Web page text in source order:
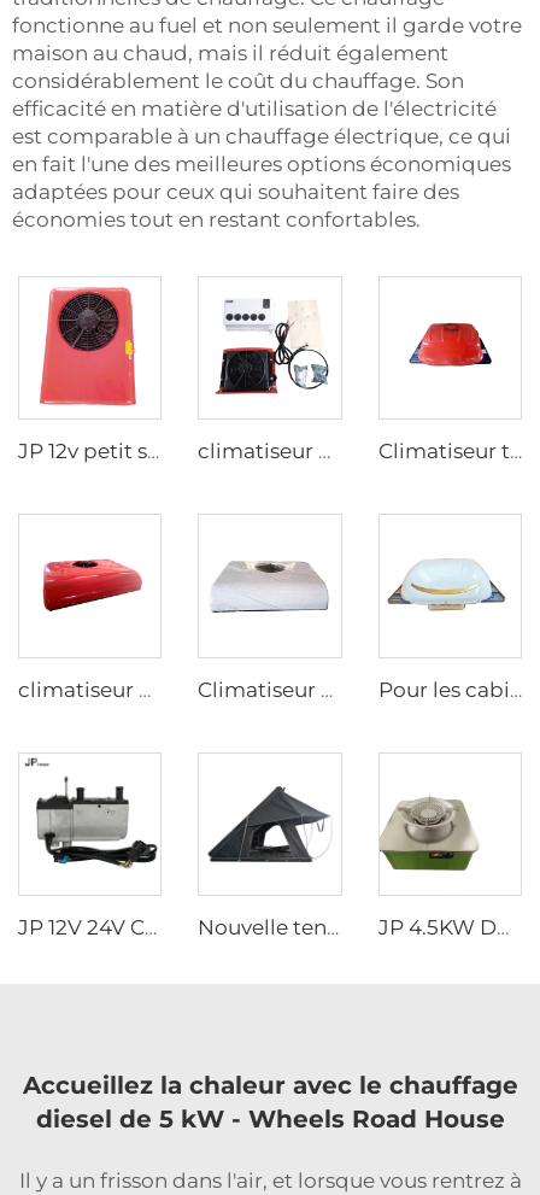
fonctionne au fuel et non seulement il garde votre
maison au chaud, mais il réduit également
considérablement le coût du chauffage. Son
efficacité en matière d'utilisation de l'électricité
est comparable à un chauffage électrique, ce qui
en fait l'une des meilleures options économiques
adaptées pour ceux qui souhaitent faire des
économies tout en restant confortables.
JP 12v petit système de climatisation à air refroidi par batterie pour camion/grue climatiseur de stationnement pour camion/grue climatiseur 24V pour voiture avec fonction sommeil, fixé au toit pour cabine de camion Climatiseur tout-en-un 24v pour camion, camping-car et bateau
climatiseur de stationnement alimenté par batterie 12V pour cabine de tracteur et sommeil du camion Climatiseur de stationnement pour cabines de camion 24V garantie longue durée Climatiseur pour couchette de camion Pour les cabines de camion Conditionneur d'air électrique Conditionneur d'air intégré/Type surplombant 24V
JP 12V 24V Chauffage d'eau au diesel Chauffage stationnaire à eau 5KW pour camion Nouvelle tente de toit facile à installer pour camping en plein air JP Coque rigide Clamshell SUV pour voiture Capacité 3 personnes Tente de toit rigide australienne JP 4.5KW DC12V Diesel Poêle Portable pour Camping-car Camionnette Portable Voiture Caravane RV Poêle au Diesel
Accueillez la chaleur avec le chauffage
diesel de 5 kW - Wheels Road House
Il y a un frisson dans l'air, et lorsque vous rentrez à